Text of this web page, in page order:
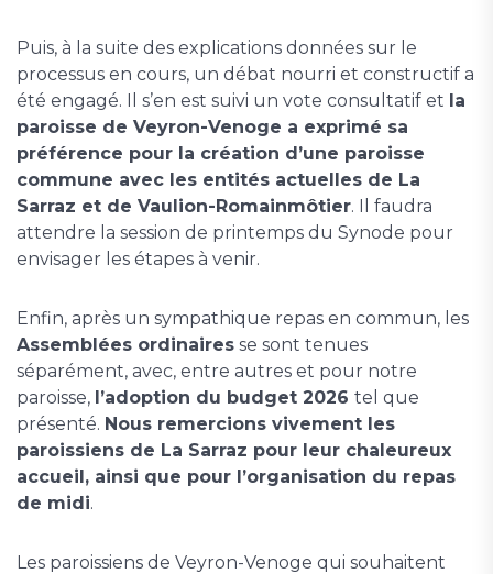
Puis, à la suite des explications données sur le
processus en cours, un débat nourri et constructif a
été engagé. Il s’en est suivi un vote consultatif et la
paroisse de Veyron-Venoge a exprimé sa
préférence pour la création d’une paroisse
commune avec les entités actuelles de La
Sarraz et de Vaulion-Romainmôtier. Il faudra
attendre la session de printemps du Synode pour
envisager les étapes à venir.
Enfin, après un sympathique repas en commun, les
Assemblées ordinaires se sont tenues
séparément, avec, entre autres et pour notre
paroisse, l’adoption du budget 2026 tel que
présenté. Nous remercions vivement les
paroissiens de La Sarraz pour leur chaleureux
accueil, ainsi que pour l’organisation du repas
de midi.
Les paroissiens de Veyron-Venoge qui souhaitent